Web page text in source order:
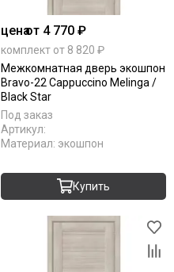
ценаот 4 770 ₽
комплект от 8 820 ₽
Межкомнатная дверь экошпон
Bravo-22 Cappuccino Melinga /
Black Star
Под заказ
Артикул:
Материал: экошпон
Купить